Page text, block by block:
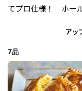
てプロ仕様！ ホー
アッ
7品